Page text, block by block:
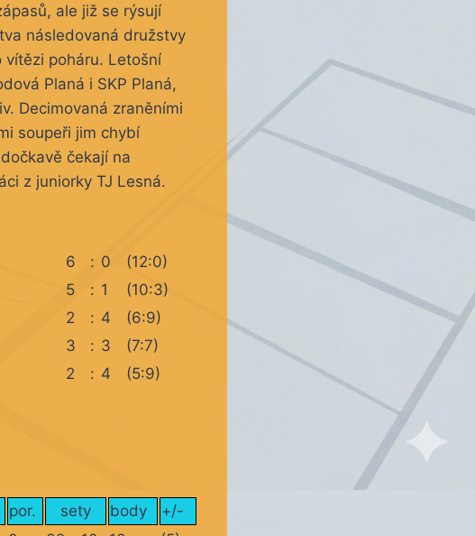
ale již se rýsují
následovaná družstvy
poháru. Letošní
Planá i SKP Planá,
Decimovaná zraněními
soupeři jim chybí
čekají na
z juniorky TJ Lesná.
6 : 0
(12:0)
5 : 1
(10:3)
2 : 4
(6:9)
3 : 3
(7:7)
2 : 4 (5:9)
por. sety body
+/-